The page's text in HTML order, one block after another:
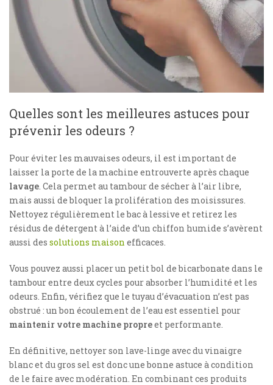
Quelles sont les meilleures astuces pour
prévenir les odeurs ?
Pour éviter les mauvaises odeurs, il est important de
laisser la porte de la machine entrouverte après chaque
lavage . Cela permet au tambour de sécher à l’air libre,
mais aussi de bloquer la prolifération des moisissures.
Nettoyez régulièrement le bac à lessive et retirez les
résidus de détergent à l’aide d’un chiffon humide s’avèrent
aussi des solutions maison efficaces.
Vous pouvez aussi placer un petit bol de bicarbonate dans le
tambour entre deux cycles pour absorber l’humidité et les
odeurs. Enfin, vérifiez que le tuyau d’évacuation n’est pas
obstrué : un bon écoulement de l’eau est essentiel pour
maintenir votre machine propreet performante.
En définitive, nettoyer son lave-linge avec du vinaigre
blanc et du gros sel est donc une bonne astuce à condition
de le faire avec modération. En combinant ces produits